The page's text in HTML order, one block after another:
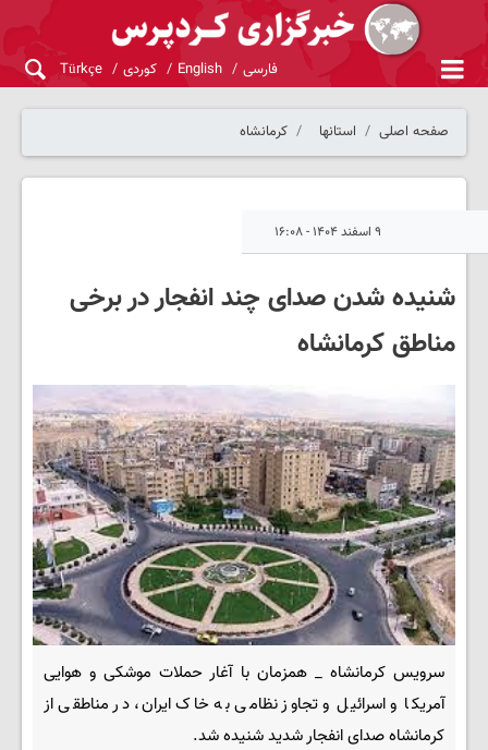
فارسی English کوردی Türkçe
صفحه اصلی استانها کرمانشاه
۹ اسفند ۱۴۰۴ - ۱۶:۰۸
شنیده شدن صدای چند انفجار در برخی
مناطق کرمانشاه
سرویس کرمانشاه _ همزمان با آغار حملات موشکی و هوایی
آمریکا و اسرائیل و تجاوز نظامی به خاک ایران، در مناطقی از
کرمانشاه صدای انفجار شدید شنیده شد.